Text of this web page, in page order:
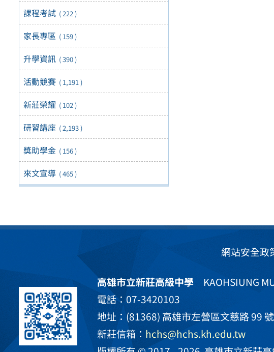
課程考試 ( 222 )
家長專區 ( 159 )
升學資訊 ( 390 )
活動競賽 ( 1,191 )
新莊榮耀 ( 102 )
研習講座 ( 2,193 )
獎助學金 ( 156 )
來文宣導 ( 465 )
網站安全政
高雄市立新莊高級中學KAOHSIUNG
電話：07-3420103
地址：(81368) 高雄市左營區文慈路 99 號
新莊信箱： hchs@hchs.kh.edu.tw